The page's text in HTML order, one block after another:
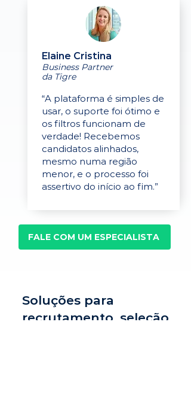
Elaine Cristina
Business Partner
da Tigre
“A plataforma é simples de
usar, o suporte foi ótimo e
os filtros funcionam de
verdade! Recebemos
candidatos alinhados,
mesmo numa região
menor, e o processo foi
assertivo do início ao fim.”
FALE COM UM ESPECIALISTA
Soluções para
recrutamento, seleção